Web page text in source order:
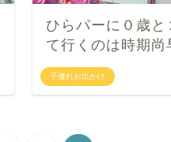
子連れお出かけ
ひらパーに０歳
て行くのは時期尚